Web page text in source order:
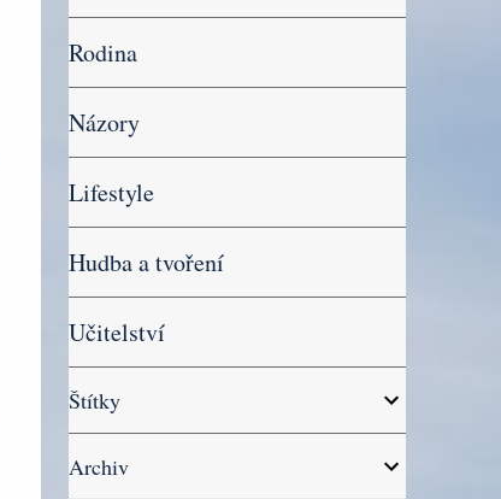
Rodina
Názory
Lifestyle
Hudba a tvoření
Učitelství
Štítky
Archiv